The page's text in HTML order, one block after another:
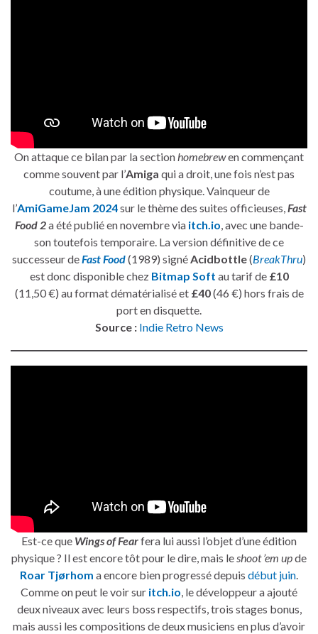
On attaque ce bilan par la sectionhomebrewen commençant
comme souvent par l’Amiga qui a droit, une fois n’est pas
coutume, à une édition physique. Vainqueur de
l’AmiGameJam 2024sur le thème des suites officieuses,Fast
Food 2a été publié en novembre via itch.io, avec une bande-
son toutefois temporaire. La version définitive de ce
successeur deFast Food(1989) signéAcidbottle(BreakThru)
est donc disponible chez Bitmap Soft au tarif de £10
(11,50 €) au format dématérialisé et £40(46 €) hors frais de
port en disquette.
Source : Indie Retro News
Est-ce que Wings of Fearfera lui aussi l’objet d’une édition
physique ? Il est encore tôt pour le dire, mais leshoot ’em upde
Roar Tjørhom a encore bien progressé depuis début juin.
Comme on peut le voir sur itch.io, le développeur a ajouté
deux niveaux avec leurs boss respectifs, trois stages bonus,
mais aussi les compositions de deux musiciens en plus d’avoir